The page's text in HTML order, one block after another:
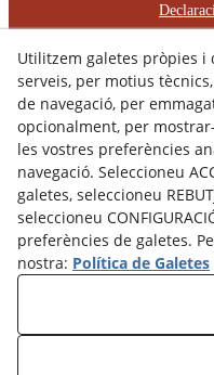
Pla
Protocol
© 08/2026
Utilitzem galetes pròpies
serveis, per motius
de navegació, per
opcionalment, per
les vostres preferències
navegació. Seleccioneu
galetes, seleccioneu
seleccioneu
preferències de galetes.
nostra: Política de Galetes